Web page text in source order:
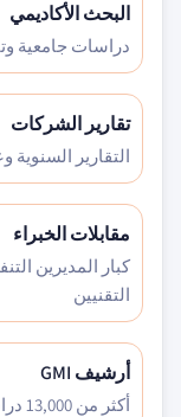
البحث الأكاديمي
دراسات جامعية
تقارير الشركات
التقارير
مقابلات الخبراء
كبار المديرين
التقنيين
أرشيف GMI
أكثر من 13,000 دراسة منشورة عبر أكثر من 30 قطاعاً صناعياً